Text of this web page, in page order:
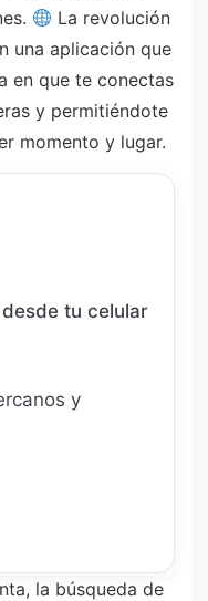
La revolución
una aplicación que
en que te conectas
y permitiéndote
momento y lugar.
tu celular
y
la búsqueda de